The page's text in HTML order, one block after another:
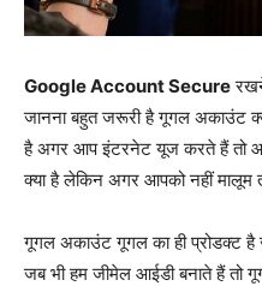
Google Account Secure
जानना बहुत जरूरी है गूगल अकाउंट
है अगर आप इंटरनेट यूज करते हैं तो
क्या है लेकिन अगर आपको नहीं मालूम
गूगल अकाउंट गूगल का ही प्रोडक्ट है
जब भी हम जीमेल आईडी बनाते हैं तो